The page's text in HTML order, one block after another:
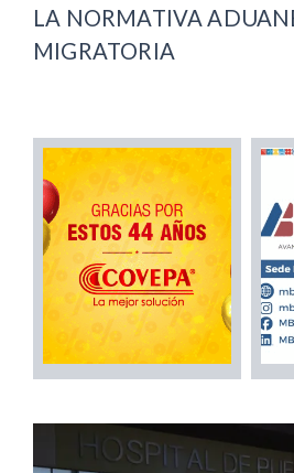
LA NORMATIVA
MIGRATORIA